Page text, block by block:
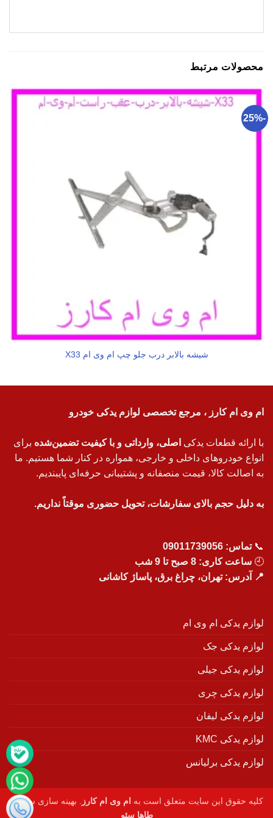
محصولات مرتبط
-25%
شیشه بالابر درب جلو چپ ام وی ام X33
ام وی ام کارز ، مرجع تخصصی لوازم یدکی خودرو
با ارائه قطعات یدکی اصلی، وارداتی و با کیفیت تضمین‌شده برای
انواع خودروهای داخلی و خارجی، همواره در کنار شما هستیم. ما
به اصالت کالا، قیمت منصفانه و پشتیبانی حرفه‌ای پایبندیم.
به دلیل حجم بالای سفارشات، تحویل حضوری موقتاً نداریم.
📞تماس: 09011739056
🕘 ساعت کاری: 8 صبح تا 9 شب
📍 آدرس: تهران، چراغ برق، پاساژ کاشانی
لوازم یدکی ام وی ام
لوازم یدکی جک
لوازم یدکی جیلی
لوازم یدکی چری
لوازم یدکی لیفان
لوازم یدکی KMC
لوازم یدکی برلیانس
کلیه حقوق این سایت متعلق است به ام وی ام کارز
. بهینه سازی سایت :
طاها سئو